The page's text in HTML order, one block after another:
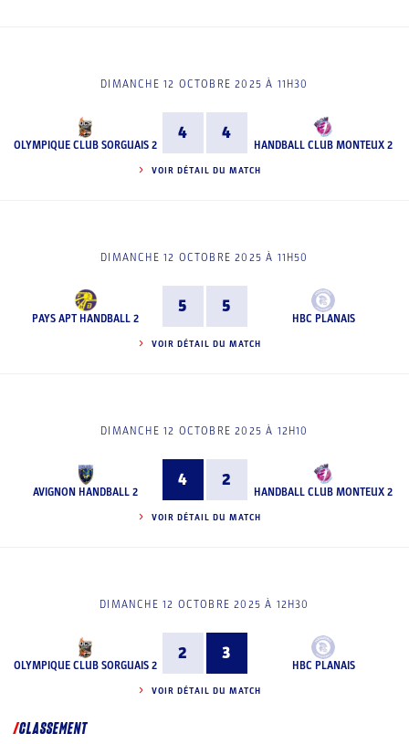
DIMANCHE 12 OCTOBRE 2025 À 11H30
OLYMPIQUE CLUB SORGUAIS 2
4 4
HANDBALL CLUB MONTEUX 2
VOIR DÉTAIL DU MATCH
DIMANCHE 12 OCTOBRE 2025 À 11H50
PAYS APT HANDBALL 2
5 5
HBC PLANAIS
VOIR DÉTAIL DU MATCH
DIMANCHE 12 OCTOBRE 2025 À 12H10
AVIGNON HANDBALL 2
4 2
HANDBALL CLUB MONTEUX 2
VOIR DÉTAIL DU MATCH
DIMANCHE 12 OCTOBRE 2025 À 12H30
OLYMPIQUE CLUB SORGUAIS 2
2 3
HBC PLANAIS
VOIR DÉTAIL DU MATCH
CLASSEMENT